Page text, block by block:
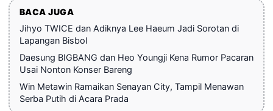
BACA JUGA
Jihyo TWICE dan Adiknya Lee Haeum Jadi Sorotan di
Lapangan Bisbol
Daesung BIGBANG dan Heo Youngji Kena Rumor Pacaran
Usai Nonton Konser Bareng
Win Metawin Ramaikan Senayan City, Tampil Menawan
Serba Putih di Acara Prada